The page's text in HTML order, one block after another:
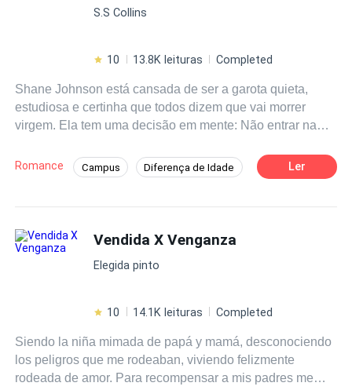
S.S Collins
10 13.8K leituras Completed
Shane Johnson está cansada de ser a garota quieta,
estudiosa e certinha que todos dizem que vai morrer
virgem. Ela tem uma decisão em mente: Não entrar na
encontrar o cara certo. Thomas Andrews é um professor
de Biologia que acaba de entrar em suas tão sonhadas
O caminho dos dois se cruzam e Shane fará uma
proposta no mínimo irrecusável a Thomas.
Romance Campus Diferença de Idade
Enredo Acelerado Adolescente
Ler
Vendida X Venganza
Elegida pinto
10 14.1K leituras Completed
Siendo la niña mimada de papá y mamá, desconociendo
los peligros que me rodeaban, viviendo felizmente
rodeada de amor. Para recompensar a mis padres me